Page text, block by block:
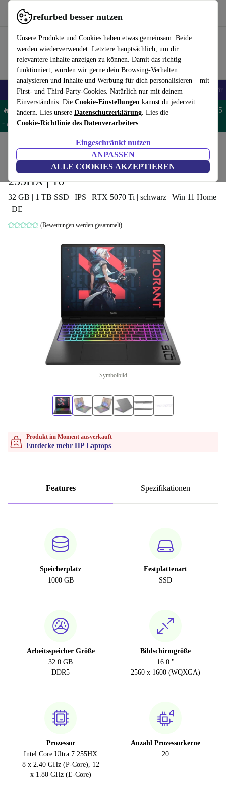
refurbed besser nutzen
Unsere Produkte und Cookies haben etwas gemeinsam: Beide
werden wiederverwendet. Letztere hauptsächlich, um dir
relevantere Inhalte anzeigen zu können. Damit das richtig
funktioniert, würden wir gerne dein Browsing-Verhalten
analysieren und Inhalte und Werbung für dich personalisieren – mit
First- und Third-Party-Cookies. Natürlich nur mit deinem
Einverständnis. Die Cookie-Einstellungen kannst du jederzeit
ändern. Lies unsere Datenschutzerklärung. Lies die
Cookie-Richtlinie des Datenverarbeiters.
Eingeschränkt nutzen
ANPASSEN
ALLE COOKIES AKZEPTIEREN
refurbed schnell und einfach nutzen
🎒 Back to school Handys Laptops Tablets Smartwatches Zubehör
🔥 Spare 5% EXTRA auf MacBooks und iPads – Code: MACPAD5
- AGB
Laptops HP Laptops
HP Omen Max 16-ah | Core Ultra 7
255HX | 16"
32 GB | 1 TB SSD | IPS | RTX 5070 Ti | schwarz | Win 11 Home
| DE
(Bewertungen werden gesammelt)
Symbolbild
Produkt im Moment ausverkauft
Entdecke mehr HP Laptops
Features Spezifikationen
Speicherplatz
1000 GB
Festplattenart
SSD
Arbeitsspeicher Größe
32.0 GB
DDR5
Bildschirmgröße
16.0 "
2560 x 1600 (WQXGA)
Prozessor
Intel Core Ultra 7 255HX
8 x 2.40 GHz (P-Core), 12
x 1.80 GHz (E-Core)
Anzahl Prozessorkerne
20